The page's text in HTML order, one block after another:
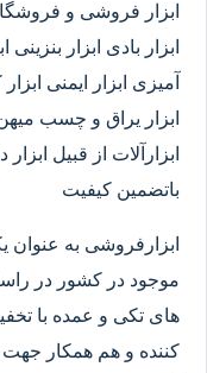
ابزار فروشی و
ابزار بادی ابزار
آمیزی ابزار ایمنی
ابزار یراق و چسب
ابزارآلات از قبیل
باتضمین کیفیت
ابزارفروشی به عنوان
موجود در کشور در
های تکی و عمده با
کننده و هم همکار